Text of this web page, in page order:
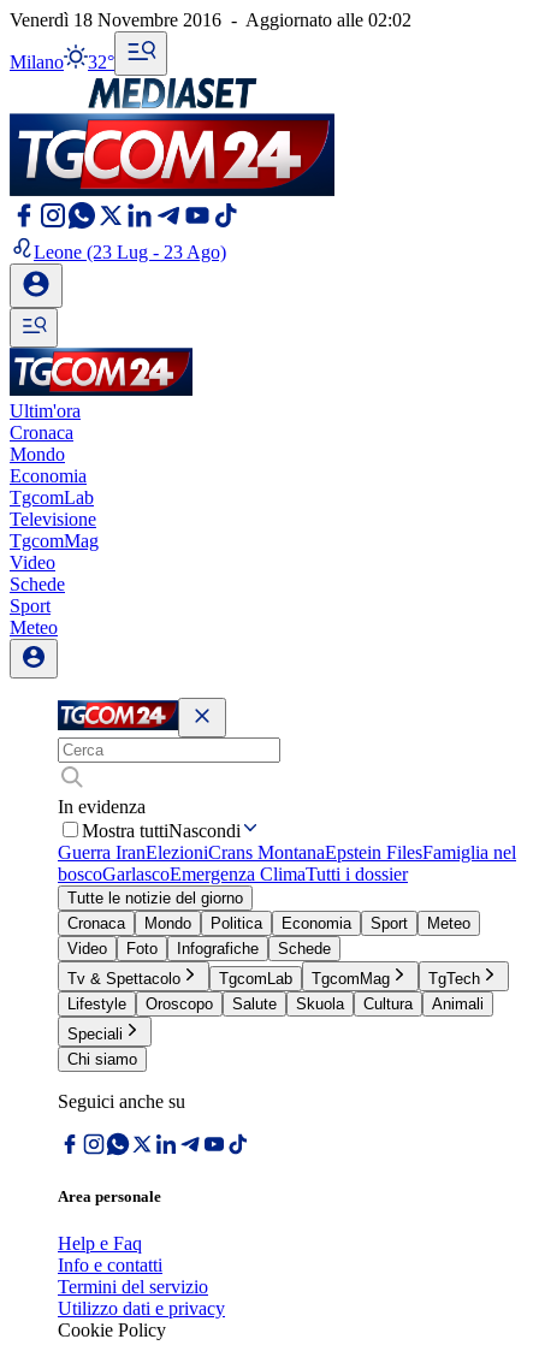
Venerdì 18 Novembre 2016 - Aggiornato alle 02:02
Milano 32°
Leone (23 Lug - 23 Ago)
Ultim'ora
Cronaca
Mondo
Economia
TgcomLab
Televisione
TgcomMag
Video
Schede
Sport
Meteo
In evidenza
Mostra tuttiNascondi
Guerra IranElezioniCrans MontanaEpstein FilesFamiglia nel
boscoGarlascoEmergenza ClimaTutti i dossier
Tutte le notizie del giorno
Cronaca
Mondo Politica Economia Sport
Meteo
Video
Foto Infografiche
Schede
Tv & Spettacolo
TgcomLab TgcomMag
TgTech
Lifestyle
Oroscopo Salute Skuola Cultura
Animali
Speciali
Chi siamo
Seguici anche su
Area personale
Help e Faq
Info e contatti
Termini del servizio
Utilizzo dati e privacy
Cookie Policy